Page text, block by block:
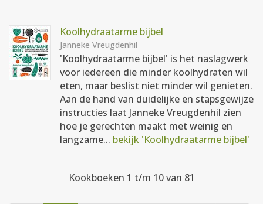
Koolhydraatarme bijbel
Janneke Vreugdenhil
'Koolhydraatarme bijbel' is het naslagwerk
voor iedereen die minder koolhydraten wil
eten, maar beslist niet minder wil genieten.
Aan de hand van duidelijke en stapsgewijze
instructies laat Janneke Vreugdenhil zien
hoe je gerechten maakt met weinig en
langzame... bekijk 'Koolhydraatarme bijbel'
Kookboeken 1 t/m 10 van 81